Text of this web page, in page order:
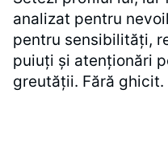
analizat pentru
pentru sensibilități,
puiuți și atenționări
greutății. Fără